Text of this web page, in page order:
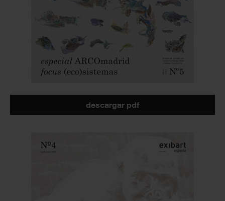
descargar pdf